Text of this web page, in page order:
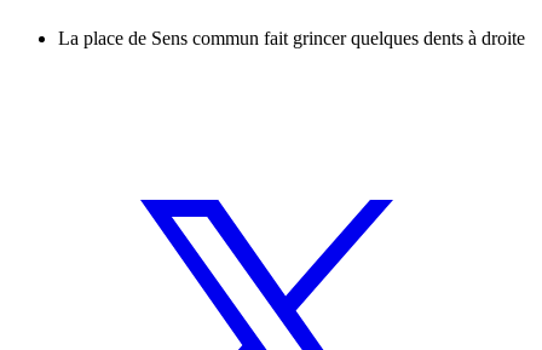
La place de Sens commun fait grincer quelques dents à droite